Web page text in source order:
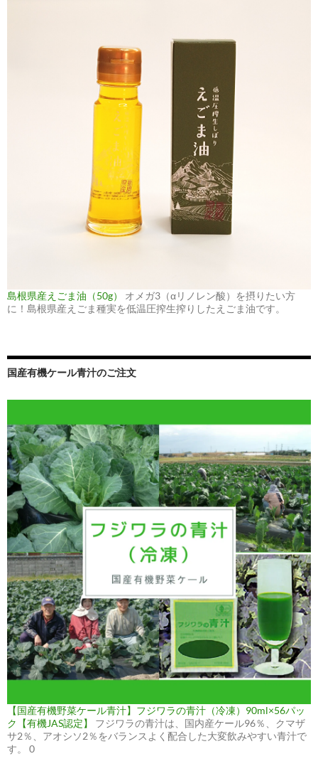
島根県産えごま油（50g）
オメガ3（αリノレン酸）を摂りたい方
に！島根県産えごま種実を低温圧搾生搾りしたえごま油です。
国産有機ケール青汁のご注文
【国産有機野菜ケール青汁】フジワラの青汁（冷凍）90ml×56パッ
ク【有機JAS認定】
フジワラの青汁は、国内産ケール96％、クマザ
サ2％、アオシソ2％をバランスよく配合した大変飲みやすい青汁で
す。 0